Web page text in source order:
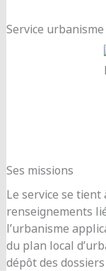
Service urbanisme
Ses missions
Le service se
renseignements
l’urbanisme
du plan local
dépôt des